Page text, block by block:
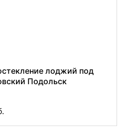
лоджий под
Подольск